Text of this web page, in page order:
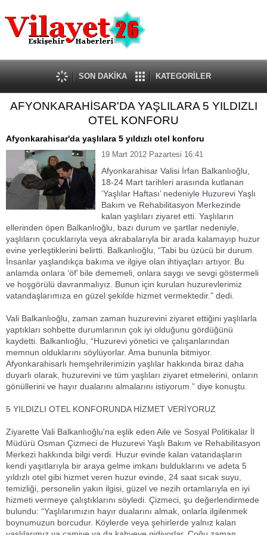
Güncel
Ekonomi
Politika
Eğitim
Spor
Kültür-Sanat
Röportaj
Tanıtım Yazısı
SON DAKİKA KATEGORİLER
AFYONKARAHİSAR'DA YAŞLILARA 5 YILDIZLI
OTEL KONFORU
Afyonkarahisar'da yaşlılara 5 yıldızlı otel konforu
19 Mart 2012 Pazartesi 16:41
Afyonkarahisar Valisi İrfan Balkanlıoğlu,
18-24 Mart tarihleri arasında kutlanan
‘Yaşlılar Haftası’ nedeniyle Huzurevi Yaşlı
Bakım ve Rehabilitasyon Merkezinde
kalan yaşlıları ziyaret etti. Yaşlıların
ellerinden öpen Balkanlıoğlu, bazı durum ve şartlar nedeniyle,
yaşlıların çocuklarıyla veya akrabalarıyla bir arada kalamayıp huzur
evine yerleştiklerini belirtti. Balkanlıoğlu, “Tabi bu üzücü bir durum.
İnsanlar yaşlandıkça bakıma ve ilgiye olan ihtiyaçları artıyor. Bu
anlamda onlara ‘öf’ bile dememeli, onlara saygı ve sevgi göstermeli
ve hoşgörülü davranmalıyız. Bunun için kurulan huzurevlerimiz
vatandaşlarımıza en güzel şekilde hizmet vermektedir.” dedi.
Vali Balkanlıoğlu, zaman zaman huzurevini ziyaret ettiğini yaşlılarla
yaptıkları sohbette durumlarının çok iyi olduğunu gördüğünü
kaydetti. Balkanlıoğlu, “Huzurevi yönetici ve çalışanlarından
memnun olduklarını söylüyorlar. Ama bununla bitmiyor.
Afyonkarahisarlı hemşehrilerimizin yaşlılar hakkında biraz daha
duyarlı olarak, huzurevini ve tüm yaşlıları ziyaret etmelerini, onların
gönüllerini ve hayır dualarını almalarını istiyorum.” diye konuştu.
5 YILDIZLI OTEL KONFORUNDA HİZMET VERİYORUZ
Ziyarette Vali Balkanlıoğlu'na eşlik eden Aile ve Sosyal Politikalar İl
Müdürü Osman Çizmeci de Huzurevi Yaşlı Bakım ve Rehabilitasyon
Merkezi hakkında bilgi verdi. Huzur evinde kalan vatandaşların
kendi yaşıtlarıyla bir araya gelme imkanı bulduklarını ve adeta 5
yıldızlı otel gibi hizmet veren huzur evinde, 24 saat sıcak suyu,
temizliği, personelin yakın ilgisi, güzel ve nezih ortamlarıyla en iyi
hizmeti vermeye çalıştıklarını söyledi. Çizmeci, şu değerlendirmede
bulundu: “Yaşlılarımızın hayır dualarını almak, onlarla ilgilenmek
boynumuzun borcudur. Köylerde veya şehirlerde yalnız kalan